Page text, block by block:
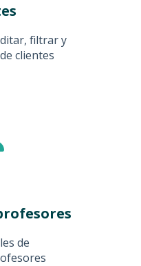
filtrar y
clientes
de